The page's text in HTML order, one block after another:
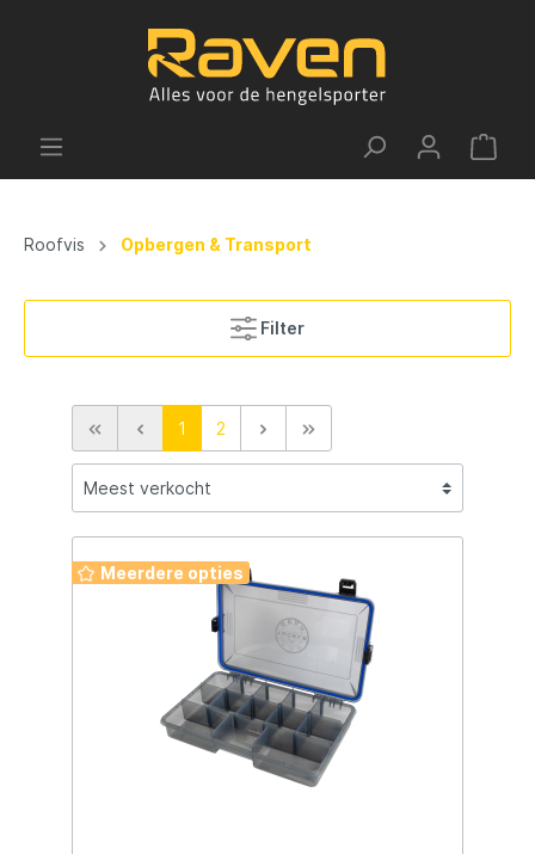
Roofvis Opbergen & Transport
Filter
1 2
Meerdere opties